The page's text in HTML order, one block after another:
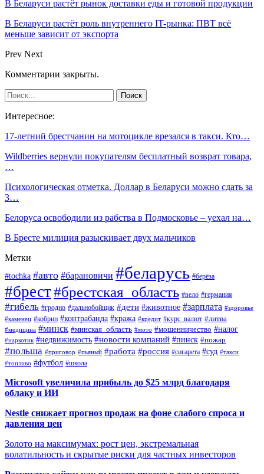
В Беларуси растёт рынок доставки еды и готовой продукции
В Беларуси растёт роль внутреннего IT-рынка: ПВТ всё
меньше зависит от экспорта
Prev Next
Комментарии закрыты.
Интересное:
17-летний брестчанин на мотоцикле врезался в такси. Кто…
Wildberries вернули покупателям бесплатный возврат товара,
…
Психологическая отметка. Доллар в Беларуси можно сдать за
3…
Белоруса освободили из рабства в Подмосковье – уехал на…
В Бресте милиция разыскивает двух мальчиков
Метки
#tochka #авто #барановичи #беларусь #берёза
#брест#брестская_область #вело #германия
#гибель #гродно #дальнобойщик #дети #животное #зарплата #здоровье
#каменец #кобрин #контрабанда #кража #кредит #курс_валют #литва
#медицина #минск #минская_область #мото #мошенничество #налог
#наркотик #недвижимость #новости компаний #пинск #пожар
#польша #приговор #пьяный #работа #россия #сигарета #суд #такси
#топливо #футбол #школа
Microsoft увеличила прибыль до $25 млрд благодаря
облаку и ИИ
Nestle снижает прогноз продаж на фоне слабого спроса и
давления цен
Золото на максимумах: рост цен, экстремальная
волатильность и скрытые риски для частных инвесторов